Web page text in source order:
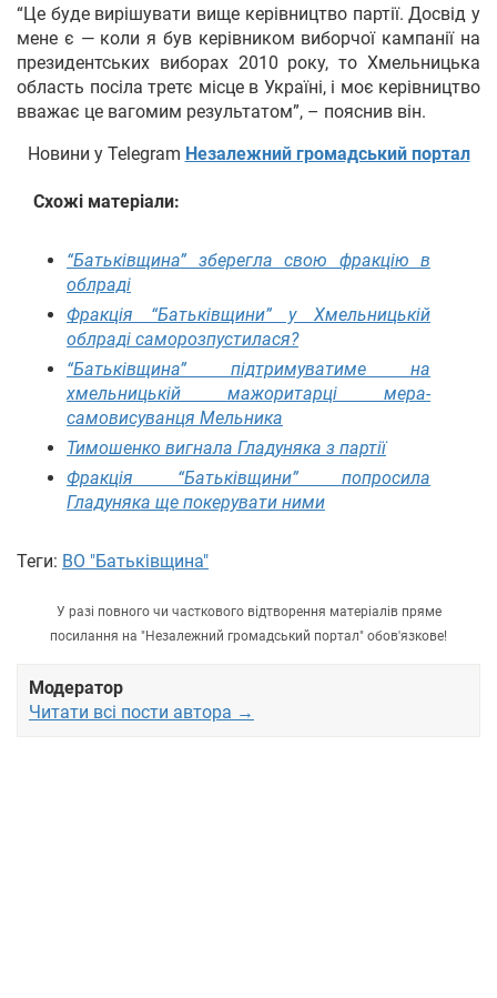
“Це буде вирішувати вище керівництво партії. Досвід у
мене є — коли я був керівником виборчої кампанії на
президентських виборах 2010 року, то Хмельницька
область посіла третє місце в Україні, і моє керівництво
вважає це вагомим результатом”, – пояснив він.
Новини у Telegram Незалежний громадський портал
Схожі матеріали:
“Батьківщина” зберегла свою фракцію в
облраді
Фракція “Батьківщини” у Хмельницькій
облраді саморозпустилася?
“Батьківщина” підтримуватиме на
хмельницькій мажоритарці мера-
самовисуванця Мельника
Тимошенко вигнала Гладуняка з партії
Фракція “Батьківщини” попросила
Гладуняка ще покерувати ними
Теги: ВО "Батьківщина"
У разі повного чи часткового відтворення матеріалів пряме
посилання на "Незалежний громадський портал" обов'язкове!
Модератор
Читати всі пости автора →